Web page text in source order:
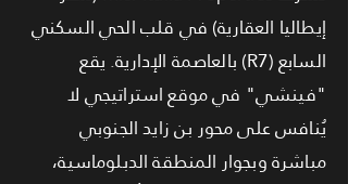
إيطاليا العقارية) في قلب الحي السكني
السابع (R7) بالعاصمة الإدارية. يقع
"فينشي" في موقع استراتيجي لا
يُنافس على محور بن زايد الجنوبي
مباشرة وبجوار المنطقة الدبلوماسية،